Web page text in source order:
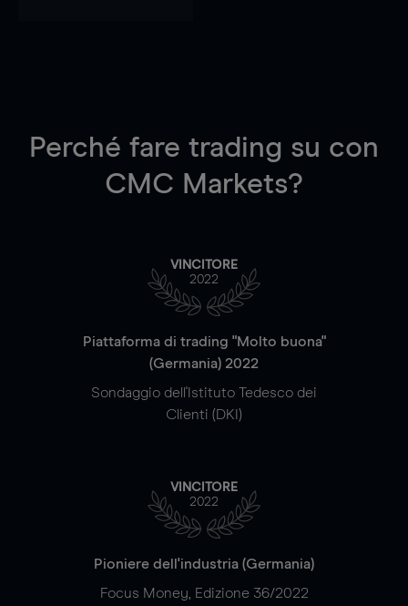
Perché fare trading su con
CMC Markets?
VINCITORE
2022
Piattaforma di trading "Molto buona"
(Germania) 2022
Sondaggio dell'Istituto Tedesco dei
Clienti (DKI)
VINCITORE
2022
Pioniere dell'industria (Germania)
Focus Money, Edizione 36/2022